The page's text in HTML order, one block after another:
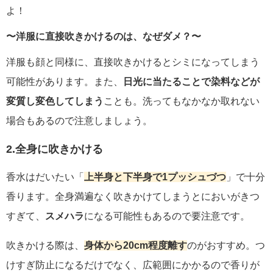
よ！
〜洋服に直接吹きかけるのは、なぜダメ？〜
洋服も顔と同様に、直接吹きかけるとシミになってしまう
可能性があります。また、
日光に当たることで染料などが
変質し変色してしまう ことも。洗ってもなかなか取れない
場合もあるので注意しましょう。
2.全身に吹きかける
香水はだいたい「 上半身と下半身で1プッシュづつ 」で十分
香ります。全身満遍なく吹きかけてしまうとにおいがきつ
すぎて、
スメハラになる可能性もあるので要注意です。
吹きかける際は、 身体から20cm程度離すのがおすすめ。つ
けすぎ防止になるだけでなく、広範囲にかかるので香りが